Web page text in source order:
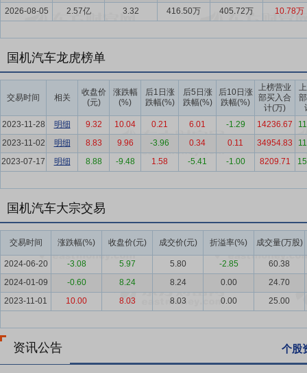
建立了良好的合作关系，为其构建起涵盖战略咨询、市场分析、车型
出口服务体系，并与国内外多家知名汽车厂商建立战略合作关系，整
要点5：汽车租赁服务
汽车租赁服务是公司的稳进业务。公司是北京
业”。公司坚持品牌化、差异化、网络化、规模化发展路径，主要服
70余个分支机构，服务范围覆盖国内主要城市，形成布局完善、响应
要点6：汽车产业
2025年，全球不确定性因素持续蔓延，在国际地
术攻关、行业内卷等难题，展现出强大的发展韧性与活力，实现产业
市，终端需求持续释放，据中国汽车工业协会统计数据，全年汽车产
一。其中，自主品牌乘用车表现强劲，全年销售2,093.6万辆，同比
用户认可度持续攀升，本土品牌的市场主导地位进一步巩固。
要点7：地位优势
公司在汽车工程、汽车流通、汽车租赁等业务领
全、国际化程度最高的综合性、专业化工程服务商，拥有国内领先、
第一，汽车工程营业收入连续7年细分行业第一，连续4年获质量管理
领域，公司深耕30余年，从业历史悠久、服务品牌众多，积累了优异
租赁领域，公司车辆规模位居全国前五位、长租业务位居全国第二。
批售、零售、进口、出口、维修、物流、租赁、零部件、循环再生等
赢”的协同发展机制，最大化整合资源、创新业务模式、扩大整体影
2026-08-05
2.57亿 3.32 416.50万 405.72万 10.78万
国机汽车龙虎榜单
交易时间 相关
收盘价
(元)
涨跌幅
(%)
后1日涨
跌幅(%)
后5日涨
跌幅(%)
后10日涨
跌幅(%)
上榜营业
部买入合
计(万)
2023-11-28
明细 9.32 10.04 0.21 6.01 -1.29 14236.67
2023-11-02
明细 8.83 9.96 -3.96 0.34 0.11 34954.83
2023-07-17
明细 8.88 -9.48 1.58 -5.41 -1.00 8209.71
国机汽车大宗交易
交易时间 涨跌幅(%) 收盘价(元) 成交价(元) 折溢率(%) 成交量(万股)
2024-06-20 -3.08 5.97 5.80 -2.85
60.38
2024-01-09
-0.60 8.24 8.24 0.00
24.70
2023-11-01
10.00 8.03 8.03 0.00 25.00
资讯公告 个股